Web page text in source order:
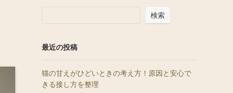
検索
最近の投稿
猫の甘えがひどいときの考え方！原因と安心で
きる接し方を整理